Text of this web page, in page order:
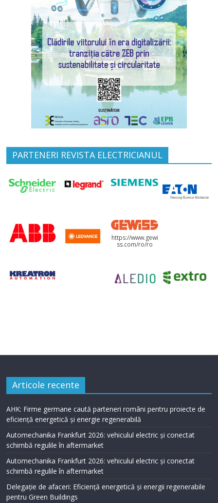
PARTENERI REVISTA ELECTRICIANUL
https://www.gewi
ss.com/ro/ro
Articole recente
AHK: Firme germane caută parteneri români pentru proiecte de
eficiență energetică și energie regenerabilă
Automechanika Frankfurt 2026: vehiculul electric și conectat
schimbă regulile în aftermarket
Automechanika Frankfurt 2026: vehiculul electric și conectat
schimbă regulile în aftermarket
Delegație de afaceri: Eficiență energetică și energii regenerabile
pentru Green Buildings